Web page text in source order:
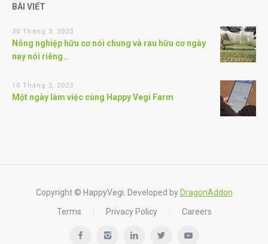
BÀI VIẾT
30 Tháng 3, 2023
Nông nghiệp hữu cơ nói chung và rau hữu cơ ngày
nay nói riêng…
10 Tháng 2, 2023
Một ngày làm việc cùng Happy Vegi Farm
Copyright © HappyVegi. Developed by DragonAddon
Terms
Privacy Policy Careers